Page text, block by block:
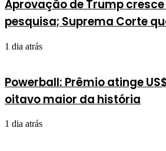
Aprovação de Trump
pesquisa; Suprema Corte
1 dia atrás
Powerball: Prêmio atinge
oitavo maior da história
1 dia atrás